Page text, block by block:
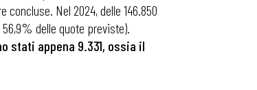
Nel 2024, delle 146.850
delle quote previste).
stati appena 9.331, ossia il